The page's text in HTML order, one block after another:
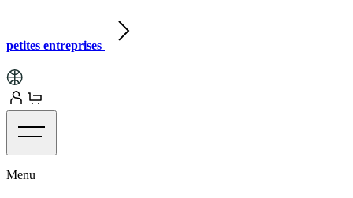
petites entreprises
Menu